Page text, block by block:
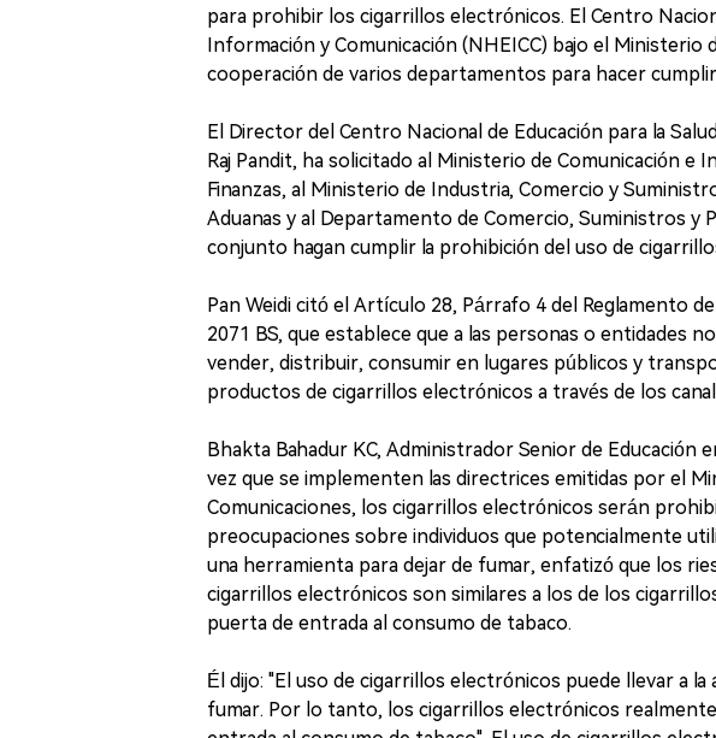
para prohibir los cigarrillos electrónicos. El Centro
Información y Comunicación (NHEICC) bajo el Ministerio
cooperación de varios departamentos para hacer
El Director del Centro Nacional de Educación para la
Raj Pandit, ha solicitado al Ministerio de Comunicación e
Finanzas, al Ministerio de Industria, Comercio y
Aduanas y al Departamento de Comercio, Suministros y
conjunto hagan cumplir la prohibición del uso de
Pan Weidi citó el Artículo 28, Párrafo 4 del Reglamento
2071 BS, que establece que a las personas o entidades
vender, distribuir, consumir en lugares públicos y
productos de cigarrillos electrónicos a través de los
Bhakta Bahadur KC, Administrador Senior de Educación
vez que se implementen las directrices emitidas por el
Comunicaciones, los cigarrillos electrónicos serán
preocupaciones sobre individuos que potencialmente
una herramienta para dejar de fumar, enfatizó que los
cigarrillos electrónicos son similares a los de los
puerta de entrada al consumo de tabaco.
Él dijo: "El uso de cigarrillos electrónicos puede llevar a
fumar. Por lo tanto, los cigarrillos electrónicos